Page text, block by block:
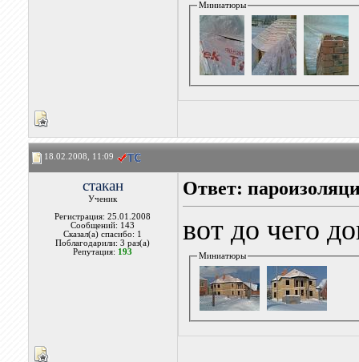
Миниатюры
18.02.2008, 11:09
стакан
Ученик
Регистрация: 25.01.2008
Сообщений: 143
Сказал(а) спасибо: 1
Поблагодарили: 3 раз(а)
Репутация: 193
Ответ:
вот до чего
Миниатюры